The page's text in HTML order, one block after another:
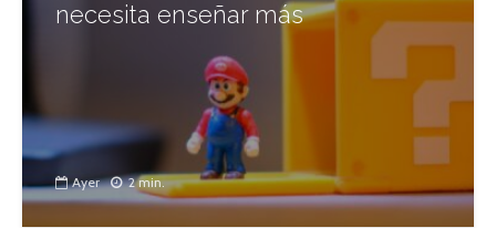
necesita enseñar más
Ayer 2 min.